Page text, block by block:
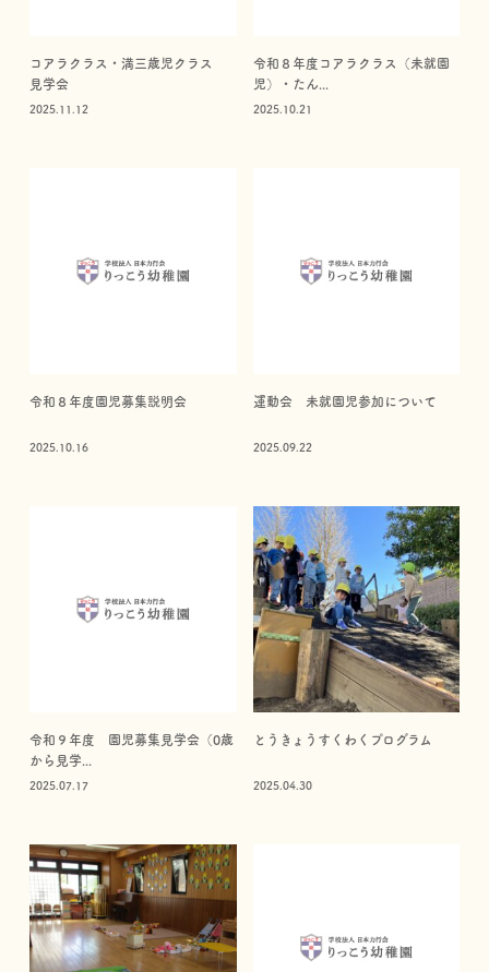
コアラクラス・満三歳児クラス
見学会
2025.11.12
令和８年度コアラクラス（未就園
児）・たん...
2025.10.21
令和８年度園児募集説明会
2025.10.16
運動会 未就園児参加について
2025.09.22
令和９年度 園児募集見学会（0歳
から見学...
2025.07.17
とうきょうすくわくプログラム
2025.04.30